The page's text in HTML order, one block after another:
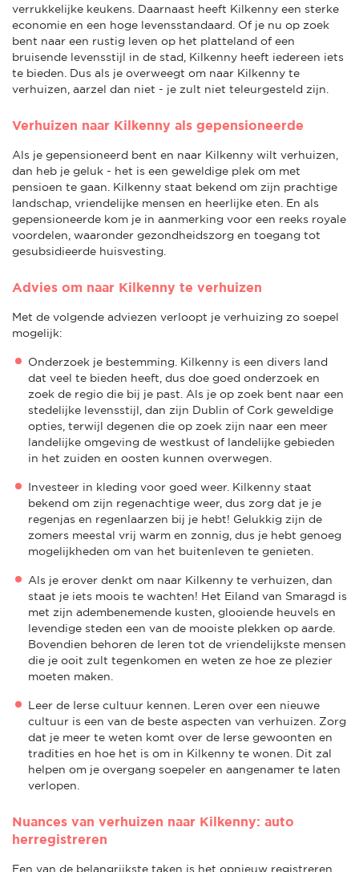
verrukkelijke keukens. Daarnaast heeft Kilkenny een sterke
economie en een hoge levensstandaard. Of je nu op zoek
bent naar een rustig leven op het platteland of een
bruisende levensstijl in de stad, Kilkenny heeft iedereen iets
te bieden. Dus als je overweegt om naar Kilkenny te
verhuizen, aarzel dan niet - je zult niet teleurgesteld zijn.
Verhuizen naar Kilkenny als gepensioneerde
Als je gepensioneerd bent en naar Kilkenny wilt verhuizen,
dan heb je geluk - het is een geweldige plek om met
pensioen te gaan. Kilkenny staat bekend om zijn prachtige
landschap, vriendelijke mensen en heerlijke eten. En als
gepensioneerde kom je in aanmerking voor een reeks royale
voordelen, waaronder gezondheidszorg en toegang tot
gesubsidieerde huisvesting.
Advies om naar Kilkenny te verhuizen
Met de volgende adviezen verloopt je verhuizing zo soepel
mogelijk:
Onderzoek je bestemming. Kilkenny is een divers land
dat veel te bieden heeft, dus doe goed onderzoek en
zoek de regio die bij je past. Als je op zoek bent naar een
stedelijke levensstijl, dan zijn Dublin of Cork geweldige
opties, terwijl degenen die op zoek zijn naar een meer
landelijke omgeving de westkust of landelijke gebieden
in het zuiden en oosten kunnen overwegen.
Investeer in kleding voor goed weer. Kilkenny staat
bekend om zijn regenachtige weer, dus zorg dat je je
regenjas en regenlaarzen bij je hebt! Gelukkig zijn de
zomers meestal vrij warm en zonnig, dus je hebt genoeg
mogelijkheden om van het buitenleven te genieten.
Als je erover denkt om naar Kilkenny te verhuizen, dan
staat je iets moois te wachten! Het Eiland van Smaragd is
met zijn adembenemende kusten, glooiende heuvels en
levendige steden een van de mooiste plekken op aarde.
Bovendien behoren de Ieren tot de vriendelijkste mensen
die je ooit zult tegenkomen en weten ze hoe ze plezier
moeten maken.
Leer de Ierse cultuur kennen. Leren over een nieuwe
cultuur is een van de beste aspecten van verhuizen. Zorg
dat je meer te weten komt over de Ierse gewoonten en
tradities en hoe het is om in Kilkenny te wonen. Dit zal
helpen om je overgang soepeler en aangenamer te laten
verlopen.
Nuances van verhuizen naar Kilkenny: auto
herregistreren
Een van de belangrijkste taken is het opnieuw registreren